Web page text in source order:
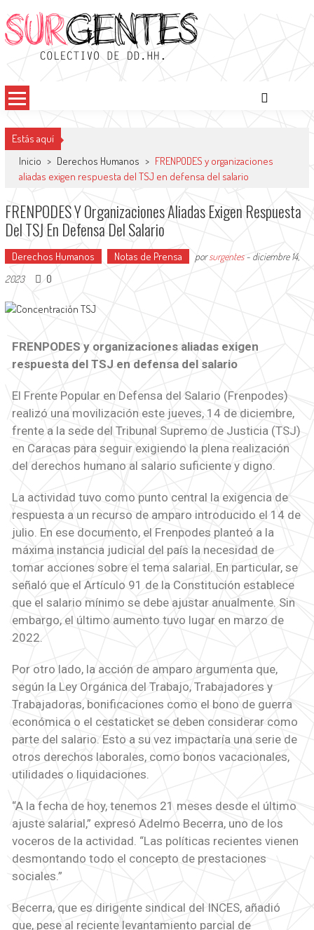
Estás aquí
Inicio > Derechos Humanos > FRENPODES y organizaciones
aliadas exigen respuesta del TSJ en defensa del salario
FRENPODES Y Organizaciones Aliadas Exigen Respuesta
Del TSJ En Defensa Del Salario
Derechos Humanos Notas de Prensa porsurgentes- diciembre 14,
2023
0
FRENPODES y organizaciones aliadas exigen
respuesta del TSJ en defensa del salario
El Frente Popular en Defensa del Salario (Frenpodes)
realizó una movilización este jueves, 14 de diciembre,
frente a la sede del Tribunal Supremo de Justicia (TSJ)
en Caracas para seguir exigiendo la plena realización
del derechos humano al salario suficiente y digno.
La actividad tuvo como punto central la exigencia de
respuesta a un recurso de amparo introducido el 14 de
julio. En ese documento, el Frenpodes planteó a la
máxima instancia judicial del país la necesidad de
tomar acciones sobre el tema salarial. En particular, se
señaló que el Artículo 91 de la Constitución establece
que el salario mínimo se debe ajustar anualmente. Sin
embargo, el último aumento tuvo lugar en marzo de
2022.
Por otro lado, la acción de amparo argumenta que,
según la Ley Orgánica del Trabajo, Trabajadores y
Trabajadoras, bonificaciones como el bono de guerra
económica o el cestaticket se deben considerar como
parte del salario. Esto a su vez impactaría una serie de
otros derechos laborales, como bonos vacacionales,
utilidades o liquidaciones.
“A la fecha de hoy, tenemos 21 meses desde el último
ajuste salarial,” expresó Adelmo Becerra, uno de los
voceros de la actividad. “Las políticas recientes vienen
desmontando todo el concepto de prestaciones
sociales.”
Becerra, que es dirigente sindical del INCES, añadió
que, pese al reciente levantamiento parcial de